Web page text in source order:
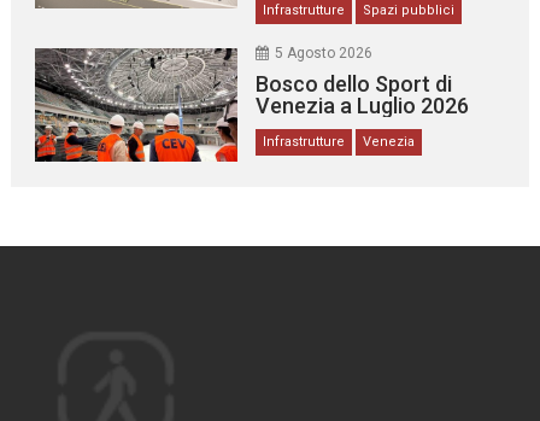
Infrastrutture Spazi pubblici
5 Agosto 2026
Bosco dello Sport di
Venezia a Luglio 2026
Infrastrutture Venezia